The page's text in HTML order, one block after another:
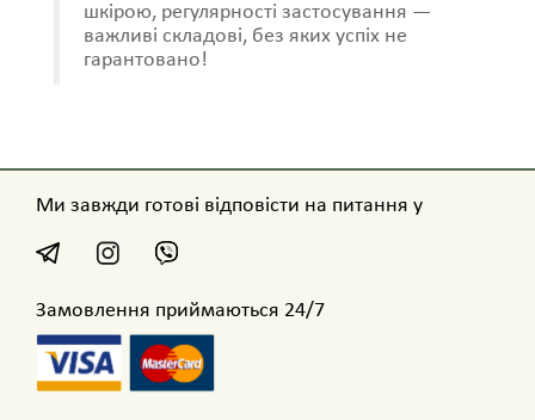
шкірою, регулярності застосування —
важливі складові, без яких успіх не
гарантовано!
Ми завжди готові відповісти на питання у
Замовлення приймаються 24/7